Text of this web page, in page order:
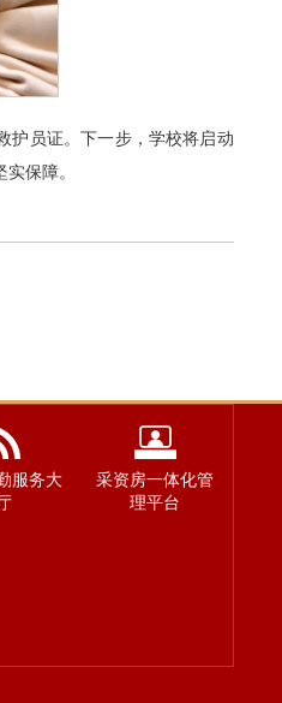
护员证。下一步，学校将启动
保障。
服务大
采资房一体化管
理平台